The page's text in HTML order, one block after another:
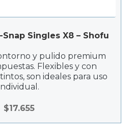
Singles X8 – Shofu
y pulido premium
Flexibles y con
son ideales para uso
$17.655